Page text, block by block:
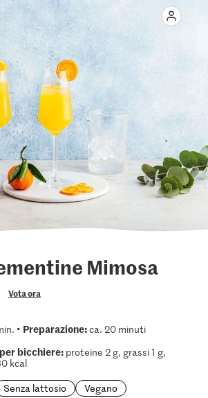
Mimosa
Vota ora
• Preparazione:ca. 20 minuti
bicchiere:proteine 2 g, grassi 1 g,
kcal
Senza lattosio Vegano